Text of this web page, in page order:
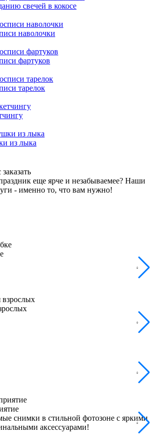
свечей в кокосе
наволочки
фартуков
тарелок
из лыка
еще ярче и незабываемее? Наши
- именно то, что вам нужно!
снимки в стильной фотозоне с яркими
аксессуарами!